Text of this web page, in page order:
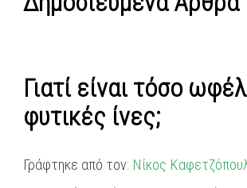
Γιατί είναι τόσο
φυτικές ίνες;
Γράφτηκε από τον: Νίκος